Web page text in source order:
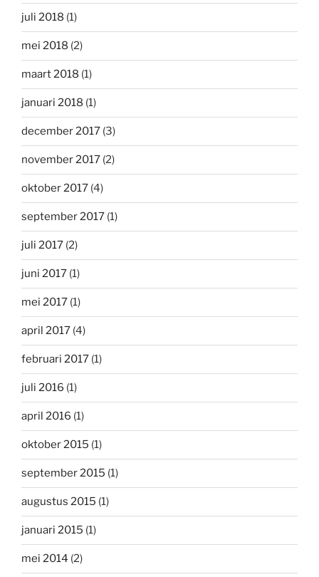
juli 2018 (1)
mei 2018 (2)
maart 2018 (1)
januari 2018 (1)
december 2017 (3)
november 2017 (2)
oktober 2017 (4)
september 2017 (1)
juli 2017 (2)
juni 2017 (1)
mei 2017 (1)
april 2017 (4)
februari 2017 (1)
juli 2016 (1)
april 2016 (1)
oktober 2015 (1)
september 2015 (1)
augustus 2015 (1)
januari 2015 (1)
mei 2014 (2)